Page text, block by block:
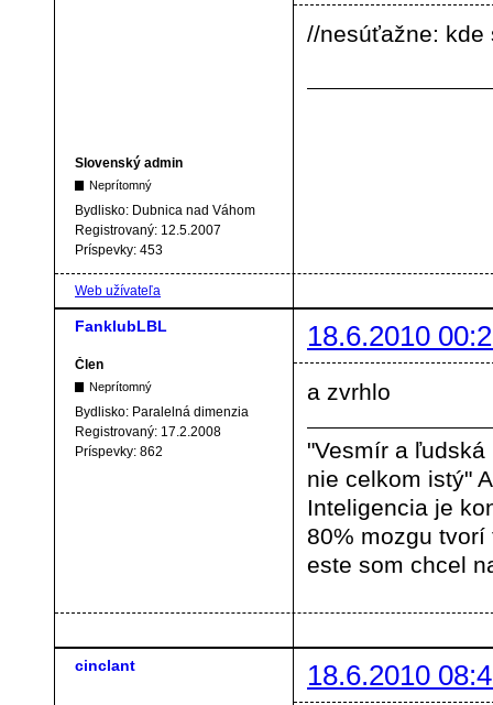
Slovenský admin
Neprítomný
Bydlisko: Dubnica nad Váhom
Registrovaný: 12.5.2007
Príspevky: 453
//nesúťažne:
Web užívateľa
FanklubLBL 18.6.2010
Člen
Neprítomný
Bydlisko: Paralelná dimenzia
Registrovaný: 17.2.2008
Príspevky: 862
a zvrhlo
"Vesmír a
nie celkom istý"
Inteligencia je
80% mozgu
este som chcel
cinclant 18.6.2010